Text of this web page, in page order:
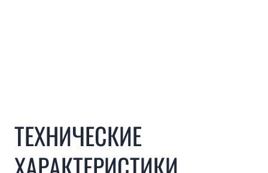
ТЕХНИЧЕСКИЕ